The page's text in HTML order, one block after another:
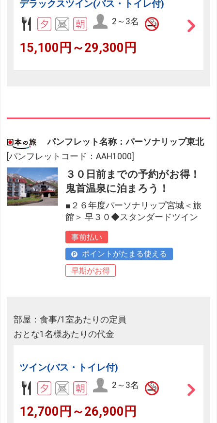
デラックスツイン(バス・トイレ付)
2～3名
15,100円～29,300円
パンフレット名称：パーソナリップ東北
[パンフレットコード：AAH1000]
３０日前までの予約がお得！
鬼首温泉に泊まろう！
■２６年度パーソナリップ宮城＜旅
館＞ 早３０◆スタンダードツイン
事前払い
ポイントがたまる使える
早期がお得
部屋：食事/1室あたりの定員
おとな1名様あたりの代金
ツイン(バス・トイレ付)
2～3名
12,700円～26,900円